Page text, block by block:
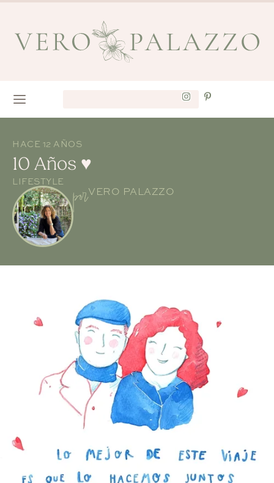
HACE 12 AÑOS
10 Años ♥
LIFESTYLE porVERO PALAZZO